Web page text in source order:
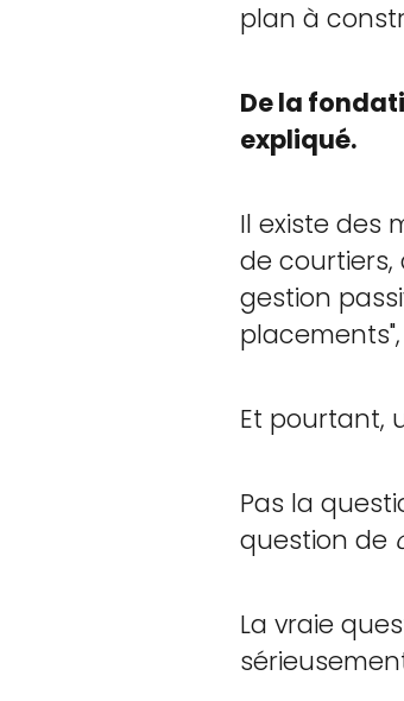
plan à
De la
expliqué.
Il existe des
de
gestion
Et pourtant,
Pas la
question de
La vraie